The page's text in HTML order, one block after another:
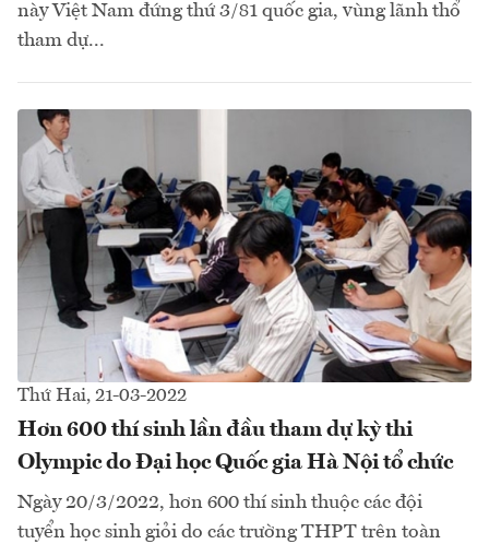
này Việt Nam đứng thứ 3/81 quốc gia, vùng lãnh thổ
tham dự...
Thứ Hai, 21-03-2022
Hơn 600 thí sinh lần đầu tham dự kỳ thi
Olympic do Đại học Quốc gia Hà Nội tổ chức
Ngày 20/3/2022, hơn 600 thí sinh thuộc các đội
tuyển học sinh giỏi do các trường THPT trên toàn